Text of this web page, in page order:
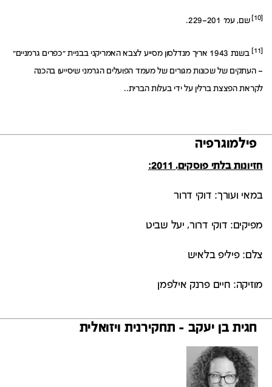
[10] שם, עמ' 201–229.
[11] בשנת 1943 אריך מנדלסון מסייע לצבא האמריקני בבניית "כפרים גרמניים"
– העתקים של שכונות מגורים של מעמד הפועלים הגרמני שיסייעו בהכנה
לקראת הפצצת ברלין על ידי בעלות הברית..
פילמוגרפיה
חזיונות בלתי פוסקים, 2011:
במאי ועורך: דוקי דרור
מפיקים: דוקי דרור, יעל שביט
צלם: פיליפ בלאיש
מוזיקה: חיים פרנק אילפמן
חגית בן יעקב - תחקירנית ויזואלית